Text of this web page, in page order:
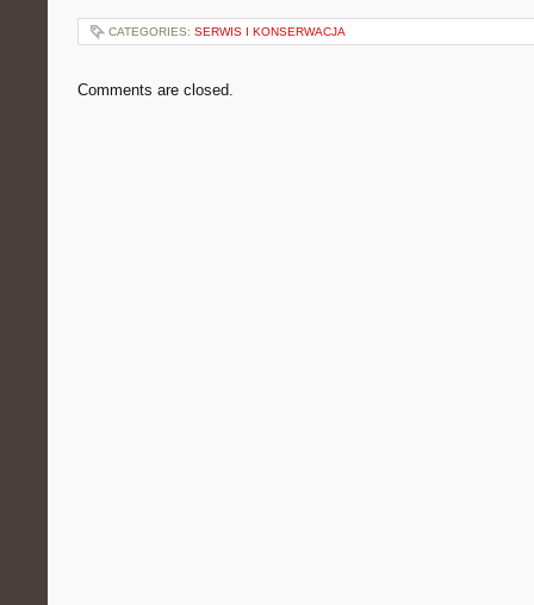
CATEGORIES: SERWIS I KONSERWACJA
Comments are closed.